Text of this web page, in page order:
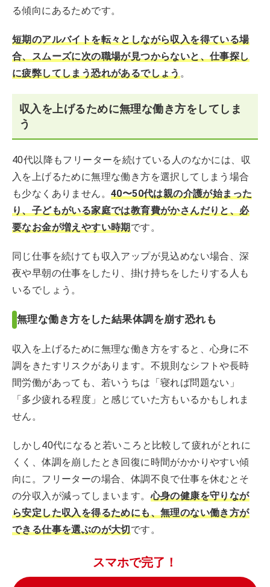
る傾向にあるためです。
短期のアルバイトを転々としながら収入を得ている場
合、スムーズに次の職場が見つからないと、仕事探し
に疲弊してしまう恐れがあるでしょう。
収入を上げるために無理な働き方をしてしま
う
40代以降もフリーターを続けている人のなかには、収
入を上げるために無理な働き方を選択してしまう場合
も少なくありません。 40〜50代は親の介護が始まった
り、子どもがいる家庭では教育費がかさんだりと、必
要なお金が増えやすい時期です。
同じ仕事を続けても収入アップが見込めない場合、深
夜や早朝の仕事をしたり、掛け持ちをしたりする人も
いるでしょう。
無理な働き方をした結果体調を崩す恐れも
収入を上げるために無理な働き方をすると、心身に不
調をきたすリスクがあります。不規則なシフトや長時
間労働があっても、若いうちは「寝れば問題ない」
「多少疲れる程度」と感じていた方もいるかもしれま
せん。
しかし40代になると若いころと比較して疲れがとれに
くく、体調を崩したとき回復に時間がかかりやすい傾
向に。フリーターの場合、体調不良で仕事を休むとそ
の分収入が減ってしまいます。心身の健康を守りなが
ら安定した収入を得るためにも、無理のない働き方が
できる仕事を選ぶのが大切です。
スマホで完了！